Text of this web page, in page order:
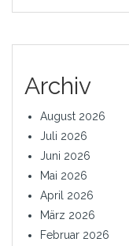
Archiv
August 2026
Juli 2026
Juni 2026
Mai 2026
April 2026
März 2026
Februar 2026